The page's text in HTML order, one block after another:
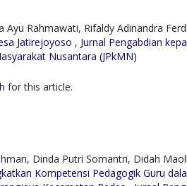
Rahmawati, Rifaldy Adinandra
Jatirejoyoso , Jurnal Pengabdian
Nusantara (JPkMN)
for this article.
Dinda Putri Somantri, Didah
Kompetensi Pedagogik Guru